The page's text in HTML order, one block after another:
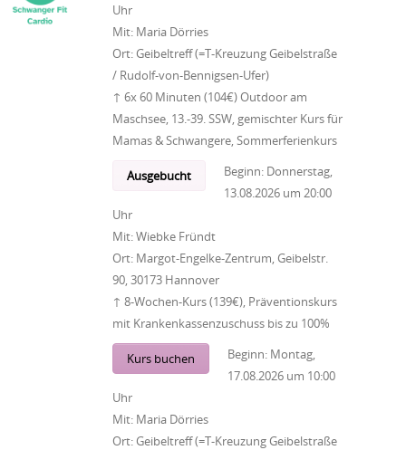
Uhr
Mit: Maria Dörries
Ort:Geibeltreff (=T-Kreuzung Geibelstraße
/ Rudolf-von-Bennigsen-Ufer)
↑ 6x 60 Minuten (104€) Outdoor am
Maschsee, 13.-39. SSW, gemischter Kurs für
Mamas & Schwangere, Sommerferienkurs
Ausgebucht Beginn: Donnerstag,
13.08.2026 um 20:00
Uhr
Mit:Wiebke Fründt
Ort: Margot-Engelke-Zentrum, Geibelstr.
90, 30173 Hannover
↑ 8-Wochen-Kurs (139€), Präventionskurs
mit Krankenkassenzuschuss bis zu 100%
Kurs buchen Beginn: Montag,
17.08.2026 um 10:00
Uhr
Mit: Maria Dörries
Ort:Geibeltreff (=T-Kreuzung Geibelstraße